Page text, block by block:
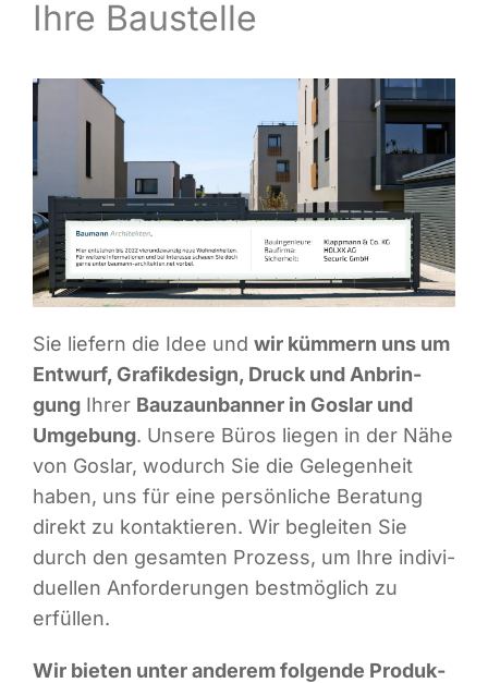
Infor­ma­ti­ves
Ihre Baustelle
Sie lie­fern die Idee und wir küm­mern uns um
Ent­wurf, Gra­fik­de­sign, Druck und Anbrin­
gungIhrer Bau­zaun­ban­ner in Gos­lar und
Umge­bung. Unse­re Büros lie­gen in der Nähe
von Gos­lar, wodurch Sie die Gele­gen­heit
haben, uns für eine per­sön­li­che Bera­tung
direkt zu kon­tak­tie­ren. Wir beglei­ten Sie
durch den gesam­ten Pro­zess, um Ihre indi­vi­
du­el­len Anfor­de­run­gen best­mög­lich zu
erfüllen.
Wir bie­ten unter ande­rem fol­gen­de Pro­duk­